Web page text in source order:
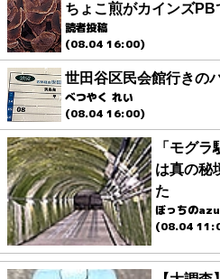
ちょこ煎がカインズPB
読者投稿
(08.04 16:00)
世田谷区民会館行きの
べつやく れい
(08.04 16:00)
「モグ
は真の秘
た
ぼっちの
(08.04